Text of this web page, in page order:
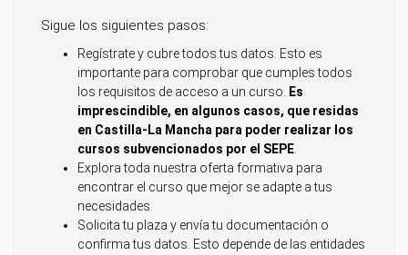
Sigue los siguientes pasos:
Regístrate y cubre todos tus datos. Esto es
importante para comprobar que cumples todos
los requisitos de acceso a un curso.
Es
imprescindible, en algunos casos, que residas
en Castilla-La Mancha para poder realizar los
cursos subvencionados por el SEPE
Explora toda nuestra oferta formativa para
encontrar el curso que mejor se adapte a tus
necesidades.
Solicita tu plaza y envía tu documentación o
confirma tus datos. Esto depende de las entidades